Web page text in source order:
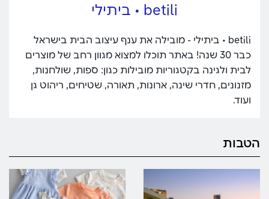
betili • ביתילי
betili • ביתילי - מובילה את ענף עיצוב הבית בישראל
כבר 30 שנה! באתר תוכלו למצוא מגוון רחב של מוצרים
לבית ולגינה בקטגוריות מובילות כגון: ספות, שולחנות,
מזנונים, חדרי שינה, ארונות, תאורה, שטיחים, ריהוט גן
ועוד.
הטבות